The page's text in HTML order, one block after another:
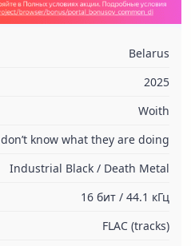
Belarus
2025
Woith
know what they are doing
Industrial Black / Death Metal
16 бит / 44.1 кГц
FLAC (tracks)